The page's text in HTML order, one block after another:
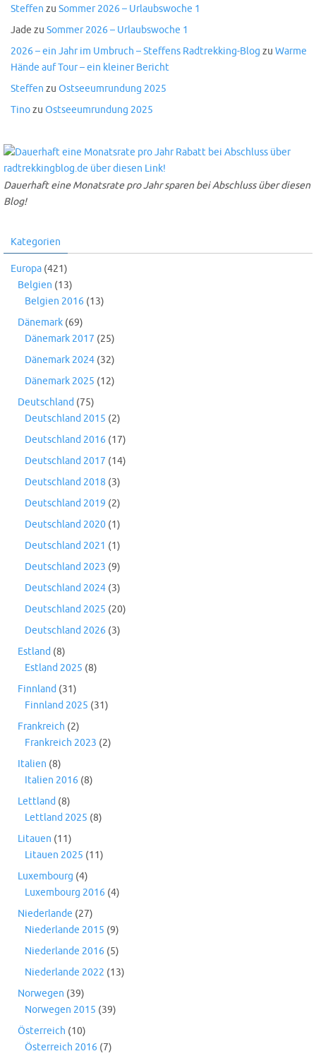
Steffen zu Sommer 2026 – Urlaubswoche 1
Jade zu Sommer 2026 – Urlaubswoche 1
2026 – ein Jahr im Umbruch – Steffens Radtrekking-Blog zu Warme
Hände auf Tour – ein kleiner Bericht
Steffen zu Ostseeumrundung 2025
Tinozu Ostseeumrundung 2025
Dauerhaft eine Monatsrate pro Jahr sparen bei Abschluss über diesen
Blog!
Kategorien
Europa (421)
Belgien (13)
Belgien 2016 (13)
Dänemark (69)
Dänemark 2017 (25)
Dänemark 2024 (32)
Dänemark 2025 (12)
Deutschland (75)
Deutschland 2015 (2)
Deutschland 2016 (17)
Deutschland 2017 (14)
Deutschland 2018 (3)
Deutschland 2019 (2)
Deutschland 2020 (1)
Deutschland 2021 (1)
Deutschland 2023 (9)
Deutschland 2024 (3)
Deutschland 2025 (20)
Deutschland 2026 (3)
Estland (8)
Estland 2025 (8)
Finnland (31)
Finnland 2025 (31)
Frankreich (2)
Frankreich 2023 (2)
Italien (8)
Italien 2016 (8)
Lettland (8)
Lettland 2025 (8)
Litauen (11)
Litauen 2025 (11)
Luxembourg (4)
Luxembourg 2016 (4)
Niederlande (27)
Niederlande 2015 (9)
Niederlande 2016 (5)
Niederlande 2022 (13)
Norwegen (39)
Norwegen 2015 (39)
Österreich (10)
Österreich 2016 (7)